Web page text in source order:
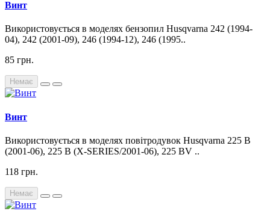
Винт
Використовується в моделях бензопил Husqvarna 242 (1994-
04), 242 (2001-09), 246 (1994-12), 246 (1995..
85 грн.
Немає
Винт
Використовується в моделях повітродувок Husqvarna 225 B
(2001-06), 225 B (X-SERIES/2001-06), 225 BV ..
118 грн.
Немає